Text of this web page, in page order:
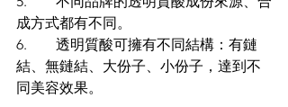
成方式都有不同。
6.        透明質酸可擁有不同結構：有鏈
結、無鏈結、大份子、小份子，達到不
同美容效果。